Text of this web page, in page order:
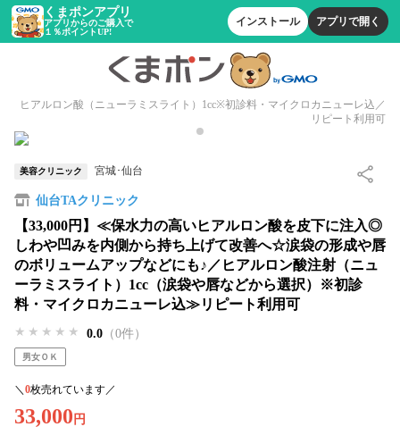
くまポンアプリ
アプリからのご購入で
１％ポイントUP!
インストール アプリで開く
ヒアルロン酸（ニューラミスライト）1cc※初診料・マイクロカニューレ込／
リピート利用可
美容クリニック 宮城･仙台
仙台TAクリニック
【33,000円】≪保水力の高いヒアルロン酸を皮下に注入◎
しわや凹みを内側から持ち上げて改善へ☆涙袋の形成や唇
のボリュームアップなどにも♪／ヒアルロン酸注射（ニュ
ーラミスライト）1cc（涙袋や唇などから選択）※初診
料・マイクロカニューレ込≫リピート利用可
★★★★★
★★★★★
★★★★★ 0.0 （0件）
男女ＯＫ
＼ 0枚売れています／
33,000 円